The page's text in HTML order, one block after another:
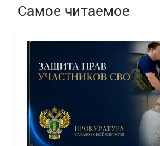
Самое читаемое